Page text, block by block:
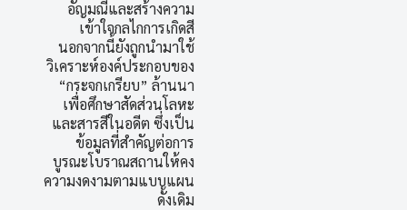
อัญมณีและสร้างความ
เข้าใจกลไกการเกิดสี
นอกจากนี้ยังถูกนำมาใช้
วิเคราะห์องค์ประกอบของ
“กระจกเกรียบ” ล้านนา
เพื่อศึกษาสัดส่วนโลหะ
และสารสีในอดีต ซึ่งเป็น
ข้อมูลที่สำคัญต่อการ
บูรณะโบราณสถานให้คง
ความงดงามตามแบบแผน
ดั้งเดิม